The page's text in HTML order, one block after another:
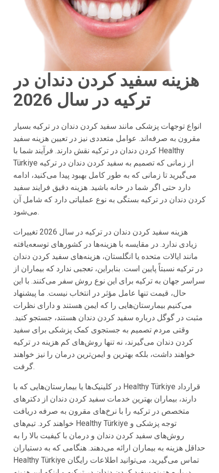
هزینه سفید کردن دندان در
ترکیه در سال 2026
انواع توجهات پزشکی مانند سفید کردن دندان در ترکیه بسیار
مقرون به صرفه‌اند. عوامل متعددی نیز در تعیین هزینه سفید
کردن دندان در ترکیه نقش دارند. فرآیند شما با Healthy
Türkiye از زمانی که تصمیم به سفید کردن دندان در ترکیه
می‌گیرید تا زمانی که به طور کامل بهبود پیدا می‌کنید، ادامه
دارد حتی اگر شما در خانه باشید. هزینه دقیق فرایند سفید
کردن دندان در ترکیه بستگی به نوع عملیاتی دارد که شامل آن
می‌شود.
هزینه سفید کردن دندان در ترکیه در سال 2026 تغییرات
زیادی ندارد. در مقایسه با هزینه‌ها در کشورهای توسعه‌یافته
مانند ایالات متحده یا انگلستان، هزینه‌های سفید کردن دندان
در ترکیه نسبتاً پایین است. بنابراین، تعجبی ندارد که بیماران از
سراسر جهان به ترکیه برای این نوع روش سفر می‌کنند. با این
حال، قیمت تنها عامل مؤثر در انتخاب نیست. ما پیشنهاد
می‌کنیم بیمارستان‌هایی را که ایمن هستند و دارای نظرات
مثبت در گوگل درباره سفید کردن دندان هستند، جستجو کنید.
وقتی مردم تصمیم به جستجوی کمک پزشکی برای سفید
کردن دندان می‌گیرند، نه تنها روش‌های کم هزینه در ترکیه
خواهند داشت، بلکه بهترین و ایمن‌ترین درمان را نیز خواهند
گرفت.
در کلینیک‌ها یا بیمارستان‌هایی که با Healthy Türkiye قرارداد
دارند، بیماران بهترین خدمات سفید کردن دندان از دکترهای
متخصص در ترکیه را با نرخ‌های مقرون به صرفه دریافت
خواهند کرد. تیم‌های Healthy Türkiye توجه پزشکی و
روش‌های سفید کردن دندان و درمان با کیفیت بالا را به
حداقل هزینه به بیماران ارائه می‌دهند. هنگامی که به دستیاران
Healthy Türkiye تماس می‌گیرید، می‌توانید اطلاعات رایگان